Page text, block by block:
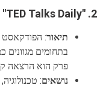
2.
"TED Talks Daily"
תיאור
בתחומים מגוונים
פרק הוא הרצאה
נושאים: